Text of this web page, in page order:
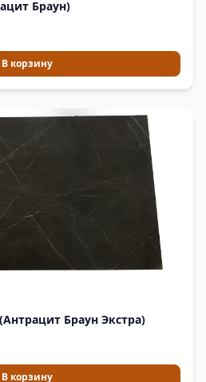
Браун)
В корзину
Браун Экстра)
В корзину